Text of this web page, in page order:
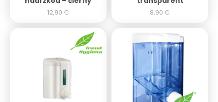
12,90 € 8,90 €